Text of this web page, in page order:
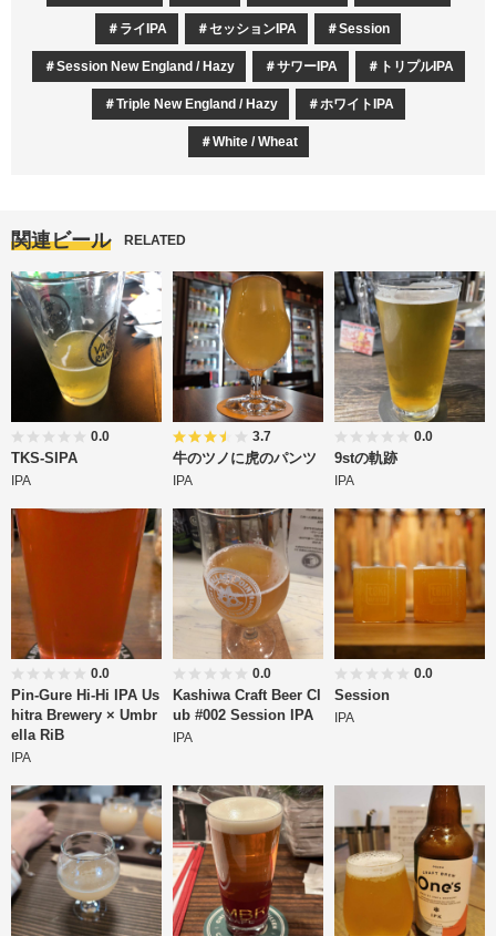
ライIPA セッションIPA Session
Session New England / Hazy サワーIPA トリプルIPA
Triple New England / Hazy ホワイトIPA
White / Wheat
関連ビール RELATED
0.0
TKS-SIPA
IPA
3.7
牛のツノに虎のパンツ
IPA
0.0
9stの軌跡
IPA
0.0
Pin-Gure Hi-Hi IPA Us
hitra Brewery × Umbr
ella RiB
IPA
0.0
Kashiwa Craft Beer Cl
ub #002 Session IPA
IPA
0.0
Session
IPA